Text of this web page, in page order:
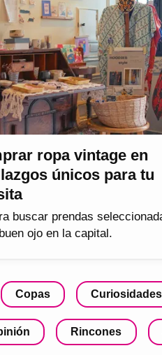
ropa vintage en
únicos para tu
buscar prendas
ojo en la capital.
Copas Curiosidades
Rincones